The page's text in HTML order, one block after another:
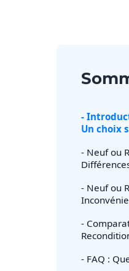
-
Un choix
- Neuf ou
- Neuf ou
-
- FAQ :